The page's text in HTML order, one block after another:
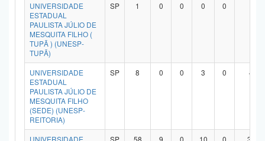
UNIVERSIDADE
ESTADUAL
PAULISTA JÚLIO DE
MESQUITA FILHO (
TUPÃ ) (UNESP-
TUPÃ)
SP 1 0 0 0 0
UNIVERSIDADE
ESTADUAL
PAULISTA JÚLIO DE
MESQUITA FILHO
(SEDE) (UNESP-
REITORIA)
SP 8 0 0 3 0 4
UNIVERSIDADE SP 58 9 0 10 0 37